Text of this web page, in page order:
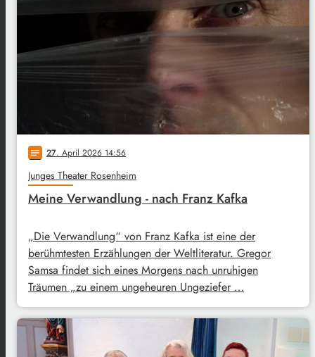
notes 27. April 2026 14:56
Junges Theater Rosenheim
Meine Verwandlung - nach Franz Kafka
„Die Verwandlung“ von Franz Kafka ist eine der
berühmtesten Erzählungen der Weltliteratur. Gregor
Samsa findet sich eines Morgens nach unruhigen
Träumen „zu einem ungeheuren Ungeziefer …